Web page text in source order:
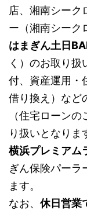
店、湘南シーク
ー（湘南シーク
はまぎん土日
く）のお取り扱
付、資産運用・
借り換え）など
（住宅ローン
り扱いとなりま
横浜プレミアム
ぎん保険パーラ
ます。
なお、 休日営業